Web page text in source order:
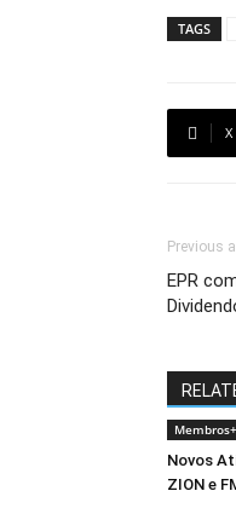
TAGS
X
Previous
EPR
Membros+
Novos
ZION e